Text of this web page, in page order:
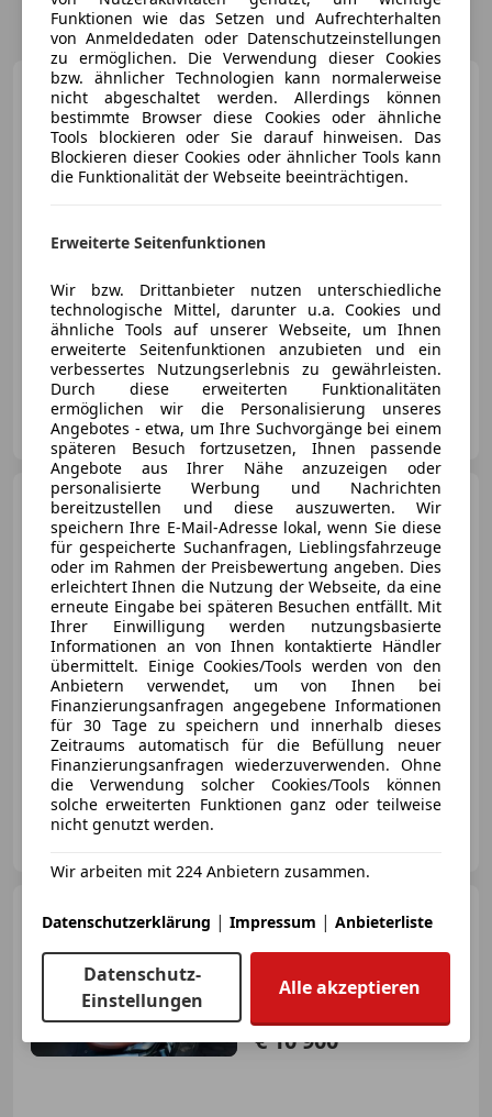
Mazda MX-5 2.0L SKY
ACTIVE G160 Revolution
07/2016 106 769 km Benzin 117 kW (159 PS)
Lietz Ybbsitz GmbH
AT-3341 Ybbsitz
Mazda MX-5G132
EXCLUSIVE-LINE Facelift
Fernlichtass.
€ 32 940 1
06/2026 5 km Benzin 97 kW (132 PS)
Eisner Auto Villach
Mazda MX-5 MX-5 1,6i
Magic GTR
€ 10 900
Funktionen wie das Setzen und Aufrechterhalten
von Anmeldedaten oder Datenschutzeinstellungen
zu ermöglichen. Die Verwendung dieser Cookies
bzw. ähnlicher Technologien kann normalerweise
nicht abgeschaltet werden. Allerdings können
bestimmte Browser diese Cookies oder ähnliche
Tools blockieren oder Sie darauf hinweisen. Das
Blockieren dieser Cookies oder ähnlicher Tools kann
die Funktionalität der Webseite beeinträchtigen.
Erweiterte Seitenfunktionen
Wir bzw. Drittanbieter nutzen unterschiedliche
technologische Mittel, darunter u.a. Cookies und
ähnliche Tools auf unserer Webseite, um Ihnen
erweiterte Seitenfunktionen anzubieten und ein
verbessertes Nutzungserlebnis zu gewährleisten.
Durch diese erweiterten Funktionalitäten
ermöglichen wir die Personalisierung unseres
Angebotes - etwa, um Ihre Suchvorgänge bei einem
späteren Besuch fortzusetzen, Ihnen passende
Angebote aus Ihrer Nähe anzuzeigen oder
personalisierte Werbung und Nachrichten
bereitzustellen und diese auszuwerten. Wir
speichern Ihre E-Mail-Adresse lokal, wenn Sie diese
für gespeicherte Suchanfragen, Lieblingsfahrzeuge
oder im Rahmen der Preisbewertung angeben. Dies
erleichtert Ihnen die Nutzung der Webseite, da eine
erneute Eingabe bei späteren Besuchen entfällt. Mit
Ihrer Einwilligung werden nutzungsbasierte
Informationen an von Ihnen kontaktierte Händler
übermittelt. Einige Cookies/Tools werden von den
Anbietern verwendet, um von Ihnen bei
Finanzierungsanfragen angegebene Informationen
für 30 Tage zu speichern und innerhalb dieses
Zeitraums automatisch für die Befüllung neuer
Finanzierungsanfragen wiederzuverwenden. Ohne
die Verwendung solcher Cookies/Tools können
solche erweiterten Funktionen ganz oder teilweise
nicht genutzt werden.
Wir arbeiten mit 224 Anbietern zusammen.
Datenschutzerklärung | Impressum | Anbieterliste
Datenschutz-
Einstellungen
Alle akzeptieren